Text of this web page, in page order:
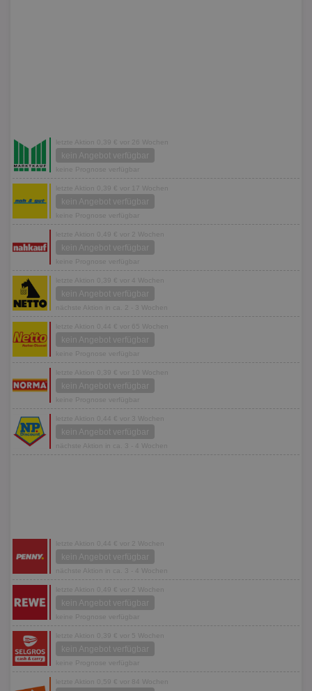
letzte Aktion 0,39 € vor 26 Wochen
kein Angebot verfügbar
keine Prognose verfügbar
letzte Aktion 0,39 € vor 17 Wochen
kein Angebot verfügbar
keine Prognose verfügbar
letzte Aktion 0,49 € vor 2 Wochen
kein Angebot verfügbar
keine Prognose verfügbar
letzte Aktion 0,39 € vor 4 Wochen
kein Angebot verfügbar
nächste Aktion in ca. 2 - 3 Wochen
letzte Aktion 0,44 € vor 65 Wochen
kein Angebot verfügbar
keine Prognose verfügbar
letzte Aktion 0,39 € vor 10 Wochen
kein Angebot verfügbar
keine Prognose verfügbar
letzte Aktion 0,44 € vor 3 Wochen
kein Angebot verfügbar
nächste Aktion in ca. 3 - 4 Wochen
letzte Aktion 0,44 € vor 2 Wochen
kein Angebot verfügbar
nächste Aktion in ca. 3 - 4 Wochen
letzte Aktion 0,49 € vor 2 Wochen
kein Angebot verfügbar
keine Prognose verfügbar
letzte Aktion 0,39 € vor 5 Wochen
kein Angebot verfügbar
keine Prognose verfügbar
letzte Aktion 0,59 € vor 84 Wochen